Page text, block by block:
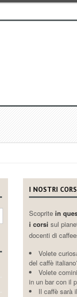
I NOSTRI
Scoprite in
i corsi sul
docenti di
Volete
del caffè
Volete
in un bar con il
Il caffè sarà